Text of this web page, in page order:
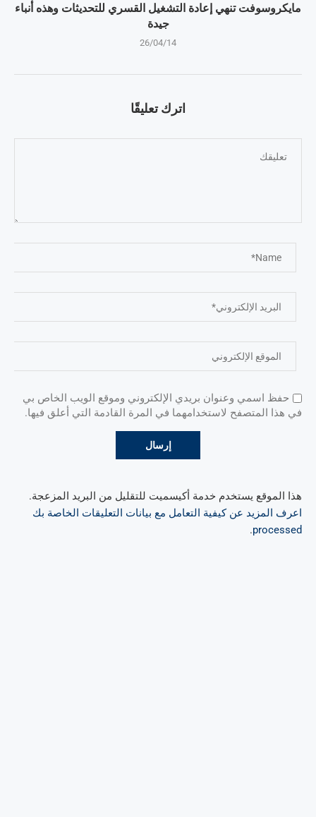
مايكروسوفت تنهي إعادة التشغيل القسري للتحديثات وهذه أنباء
جيدة
26/04/14
اترك تعليقًا
حفظ اسمي وعنوان بريدي الإلكتروني وموقع الويب الخاص بي
في هذا المتصفح لاستخدامهما في المرة القادمة التي أعلق فيها.
هذا الموقع يستخدم خدمة أكيسميت للتقليل من البريد المزعجة.
اعرف المزيد عن كيفية التعامل مع بيانات التعليقات الخاصة بك
processed
.